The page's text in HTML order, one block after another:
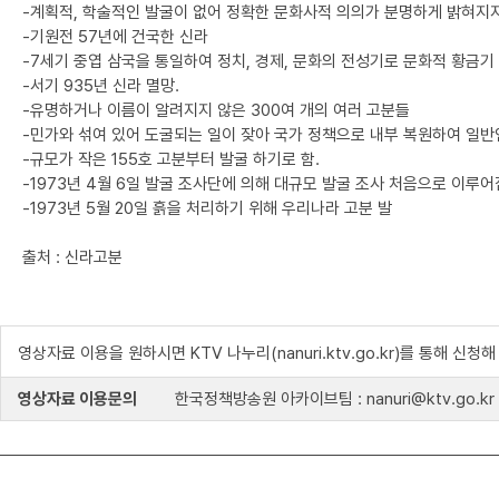
-계획적, 학술적인 발굴이 없어 정확한 문화사적 의의가 분명하게 밝혀지
-기원전 57년에 건국한 신라
-7세기 중엽 삼국을 통일하여 정치, 경제, 문화의 전성기로 문화적 황금기
-서기 935년 신라 멸망.
-유명하거나 이름이 알려지지 않은 300여 개의 여러 고분들
-민가와 섞여 있어 도굴되는 일이 잦아 국가 정책으로 내부 복원하여 일
-규모가 작은 155호 고분부터 발굴 하기로 함.
-1973년 4월 6일 발굴 조사단에 의해 대규모 발굴 조사 처음으로 이루어
-1973년 5월 20일 흙을 처리하기 위해 우리나라 고분 발
출처 : 신라고분
영상자료 이용을 원하시면 KTV 나누리(nanuri.ktv.go.kr)를 통해 신청해
영상자료 이용문의 한국정책방송원 아카이브팀 : nanuri@ktv.go.kr